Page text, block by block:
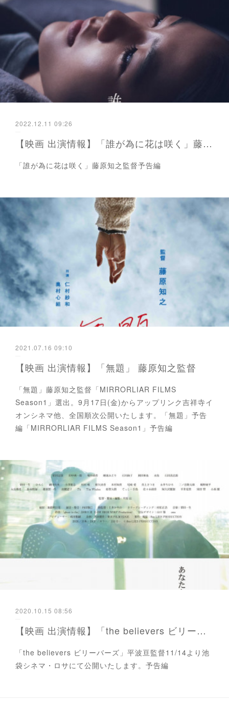
2022.12.11 09:26
【映画 出演情報】「誰が為に花は咲く」藤原知之監督
「誰が為に花は咲く」藤原知之監督予告編
2021.07.16 09:10
【映画 出演情報】「無題」 藤原知之監督
「無題」藤原知之監督「MIRRORLIAR FILMS
Season1」選出。9月17日(金)からアップリンク吉祥寺イ
オンシネマ他、全国順次公開いたします。「無題」予告
編「MIRRORLIAR FILMS Season1」予告編
2020.10.15 08:56
【映画 出演情報】「the believers ビリーバーズ」 平波亘監督
「the believers ビリーバーズ」平波亘監督11/14より池
袋シネマ・ロサにて公開いたします。予告編